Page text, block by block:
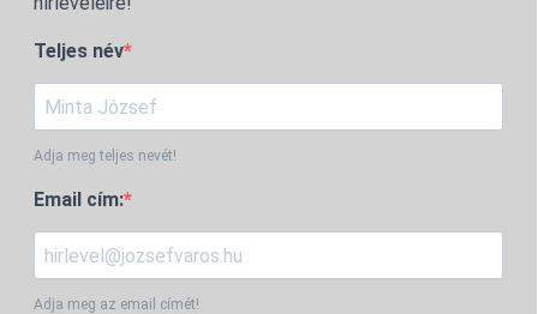
Teljes név
Adja meg teljes nevét!
Email cím:
Adja meg az email címét!